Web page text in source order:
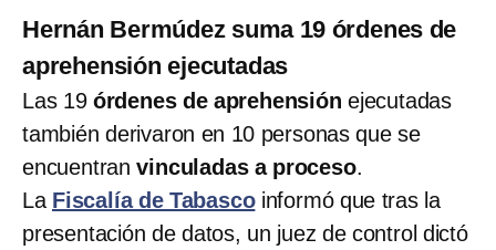
Hernán Bermúdez suma 19 órdenes de
aprehensión ejecutadas
Las 19 órdenes de aprehensiónejecutadas
también derivaron en 10 personas que se
encuentranvinculadas a proceso.
La Fiscalía de Tabascoinformó que tras la
presentación de datos, un juez de control dictó